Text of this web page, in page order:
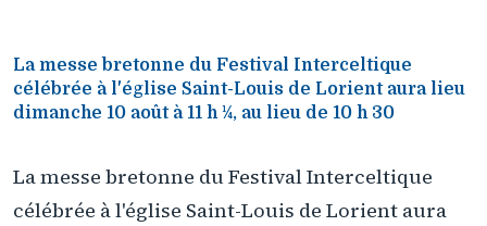
La messe bretonne du Festival Interceltique
célébrée à l'église Saint-Louis de Lorient aura lieu
dimanche 10 août à 11 h ¼, au lieu de 10 h 30
La messe bretonne du Festival Interceltique
célébrée à l'église Saint-Louis de Lorient aura